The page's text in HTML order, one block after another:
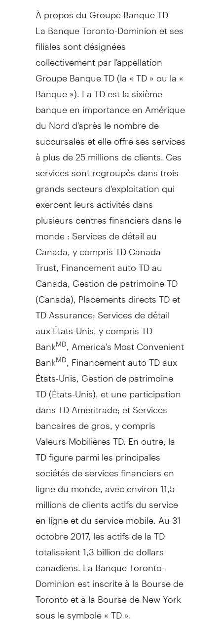
À propos du Groupe Banque TD
La Banque Toronto-Dominion et ses
filiales sont désignées
collectivement par l'appellation
Groupe Banque TD (la « TD » ou la «
Banque »). La TD est la sixième
banque en importance en Amérique
du Nord d'après le nombre de
succursales et elle offre ses services
à plus de 25 millions de clients. Ces
services sont regroupés dans trois
grands secteurs d'exploitation qui
exercent leurs activités dans
plusieurs centres financiers dans le
monde : Services de détail au
Canada , y compris TD Canada
Trust, Financement auto TD au
Canada Gestion depatrimoine TD
(Canada), Placements directs TD et
TD Assurance; Services de détail
aux États-Unis, y compris TD
BankMD , America's Most Convenient
BankMD , Financement auto TD aux
États-Unis, Gestion depatrimoine
TD (États-Unis), et une participation
dans TD Ameritrade; et Services
bancaires de gros, y compris
Valeurs Mobilières TD. En outre, la
TD figure parmi les principales
sociétés de services financiers en
ligne du monde, avec environ 11,5
millions de clients actifs du service
en ligne et du service mobile. Au 31
octobre 2017, les actifs de la TD
totalisaient 1,3 billion de dollars
canadiens. La Banque Toronto-
Dominion est inscrite à la Bourse de
Torontoet à la Bourse deNew York
sous le symbole « TD ».